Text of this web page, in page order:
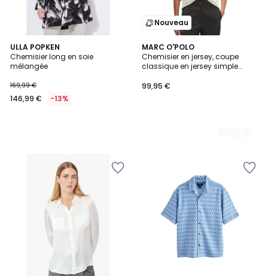
ULLA POPKEN
Chemisier long en soie
mélangée
169,99 €
146,99 € -13%
Nouveau
MARC O'POLO
Chemisier en jersey, coupe
classique en jersey simple
99,95 €
3
Couleurs